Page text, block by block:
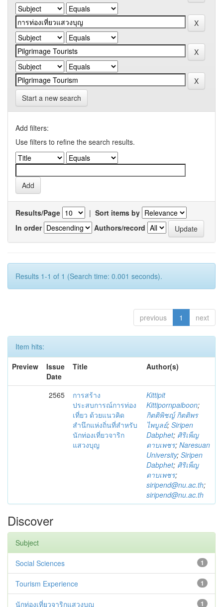
Start a new search
Add filters:
Use filters to refine the search results.
Results/Page | Sort items by
In order
Authors/record
Results 1-1 of 1 (Search time: 0.001 seconds).
previous 1 next
Item hits:
Preview
Issue
Date
Title Author(s)
2565
การสร้าง
ประสบการณ์การท่อง
เที่ยว ด้วยแนวคิด
สำนึกแห่งถิ่นที่สำหรับ
นักท่องเที่ยวจาริก
แสวงบุญ
Kittipit
Kittipornpaiboon;
กิตติพิชญ์ กิตติพร
ไพบูลย์; Siripen
Dabphet; ศิริเพ็ญ
ดาบเพชร; Naresuan
University; Siripen
Dabphet; ศิริเพ็ญ
ดาบเพชร;
siripend@nu.ac.th;
siripend@nu.ac.th
Discover
Subject
1
Social Sciences
1
Tourism Experience
1
นักท่องเที่ยวจาริกแสวงบุญ